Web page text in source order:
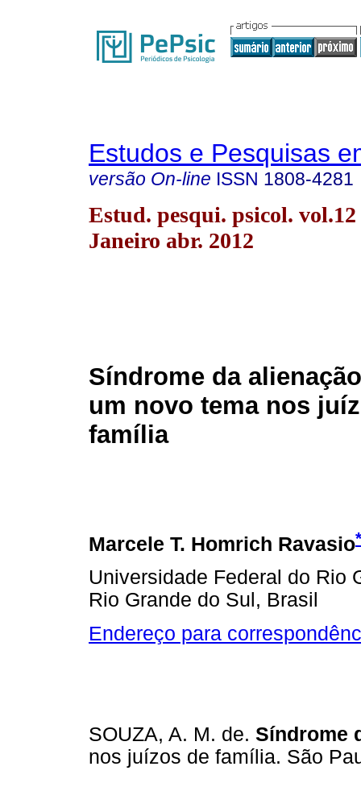
Estudos e Pesquisas
versão On-line ISSN 1808-4281
Estud. pesqui. psicol.
Janeiro abr. 2012
Síndrome da
um novo tema nos
família
Marcele T. Homrich Ravasio*
Universidade Federal do Rio
Rio Grande do Sul, Brasil
Endereço para
SOUZA, A. M. de. Síndrome
nos juízos de família. São